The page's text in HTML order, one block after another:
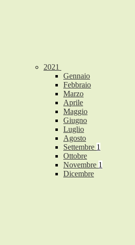
2021
Gennaio
Febbraio
Marzo
Aprile
Maggio
Giugno
Luglio
Agosto
Settembre 1
Ottobre
Novembre 1
Dicembre